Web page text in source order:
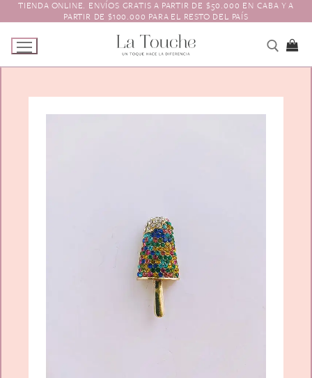
al
contenido
TIENDA ONLINE. ENVÍOS GRATIS A PARTIR DE $50.000 EN CABA Y A
PARTIR DE $100.000 PARA EL RESTO DEL PAÍS
Animales y Bichitos
Florales
Varios
Escarapelas
Accesorios para el pelo
Boinas
Vinchas
Hebillas
Aros
Guantes
Charreteras